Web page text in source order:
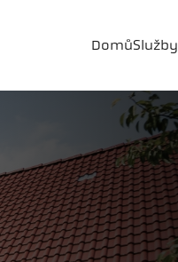
DomůSlužby